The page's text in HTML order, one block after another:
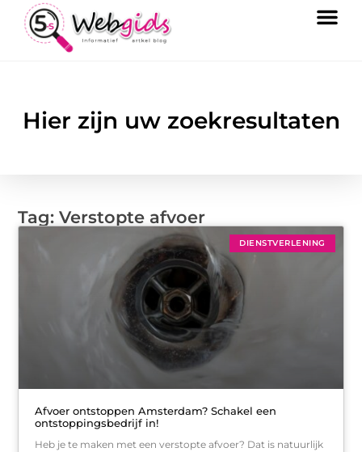
Hier zijn uw zoekresultaten
Tag: Verstopte afvoer
DIENSTVERLENING
Afvoer ontstoppen Amsterdam? Schakel een
ontstoppingsbedrijf in!
Heb je te maken met een verstopte afvoer? Dat is natuurlijk